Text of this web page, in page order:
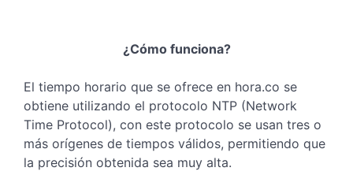
¿Cómo funciona?
El tiempo horario que se ofrece en hora.co se
obtiene utilizando el protocolo NTP (Network
Time Protocol), con este protocolo se usan tres o
más orígenes de tiempos válidos, permitiendo que
la precisión obtenida sea muy alta.